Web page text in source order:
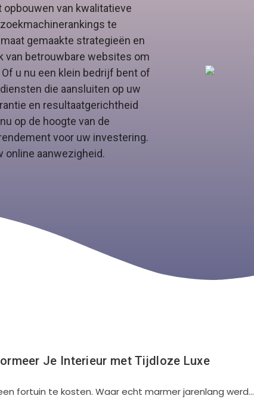
van kwalitatieve
te
gemaakte strategieën en
van betrouwbare websites om
u nu een klein bedrijf bent of
die aansluiten op uw
en resultaatgerichtheid
op de hoogte van de
voor uw investering.
online aanwezigheid.
Je Interieur met Tijdloze Luxe
fortuin te kosten. Waar echt marmer jarenlang werd…